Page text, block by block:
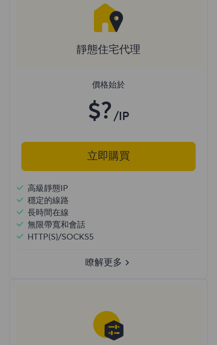
靜態住宅代理
價格始於
$? /IP
立即購買
高級靜態IP
穩定的線路
長時間在線
無限帶寬和會話
HTTP(S)/SOCKS5
瞭解更多